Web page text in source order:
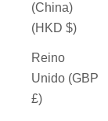
(China)
(HKD $)
Reino
Unido (GBP
£)